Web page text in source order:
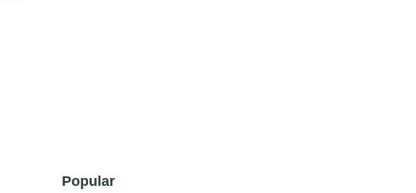
Popular